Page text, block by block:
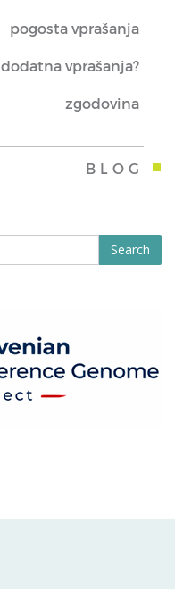
pogosta vprašanja
dodatna vprašanja?
zgodovina
BLOG
Search